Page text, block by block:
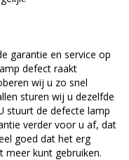
garantie en service op
defect raakt
wij u zo snel
sturen wij u dezelfde
stuurt de defecte lamp
verder voor u af, dat
goed dat het erg
meer kunt gebruiken.